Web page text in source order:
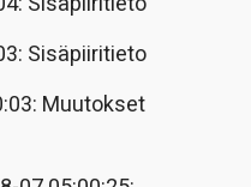
Sisäpiiritieto
Muutokset